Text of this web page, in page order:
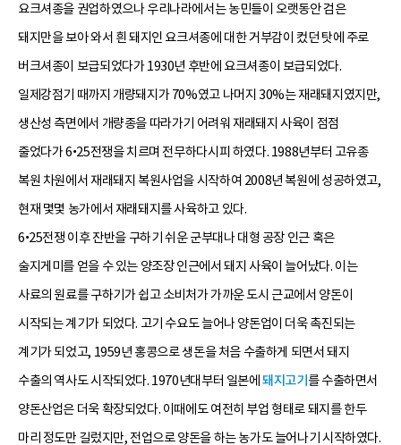
요크셔종을 권업하였으나 우리나라에서는 농민들이 오랫동안 검은
돼지만을 보아 와서 흰 돼지인 요크셔종에 대한 거부감이 컸던 탓에 주로
버크셔종이 보급되었다가 1930년 후반에 요크셔종이 보급되었다.
일제강점기 때까지 개량돼지가 70%였고 나머지 30%는 재래돼지였지만,
생산성 측면에서 개량종을 따라가기 어려워 재래돼지 사육이 점점
줄었다가 6•25전쟁을 치르며 전무하다시피 하였다. 1988년부터 고유종
복원 차원에서 재래돼지 복원사업을 시작하여 2008년 복원에 성공하였고,
현재 몇몇 농가에서 재래돼지를 사육하고 있다.
6•25전쟁 이후 잔반을 구하기 쉬운 군부대나 대형 공장 인근 혹은
술지게미를 얻을 수 있는 양조장 인근에서 돼지 사육이 늘어났다. 이는
사료의 원료를 구하기가 쉽고 소비처가 가까운 도시 근교에서 양돈이
시작되는 계기가 되었다. 고기 수요도 늘어나 양돈업이 더욱 촉진되는
계기가 되었고, 1959년 홍콩으로 생돈을 처음 수출하게 되면서 돼지
수출의 역사도 시작되었다. 1970년대부터 일본에돼지고기 를 수출하면서
양돈산업은 더욱 확장되었다. 이때에도 여전히 부업 형태로 돼지를 한두
마리 정도만 길렀지만, 전업으로 양돈을 하는 농가도 늘어나기 시작하였다.